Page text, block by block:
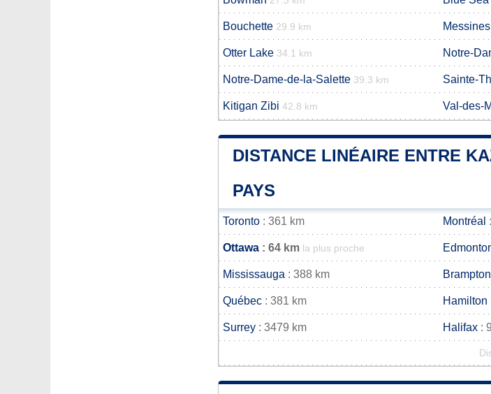
Bouchette 29.9 km Messines
Otter Lake 34.1 km Notre-
Notre-Dame-de-la-Salette 39.3 km Sainte-
Kitigan Zibi 42.8 km Val-des-
DISTANCE LINÉAIRE ENTRE
PAYS
Toronto : 361 km Montréal
Ottawa : 64 km la plus proche
Mississauga : 388 km Brampton
Québec : 381 km Hamilton
Surrey : 3479 km Halifax :